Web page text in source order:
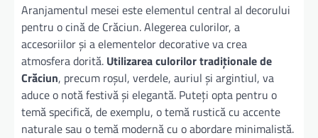
Aranjamentul mesei este elementul central al decorului
pentru o cină de Crăciun. Alegerea culorilor, a
accesoriilor și a elementelor decorative va crea
atmosfera dorită. Utilizarea culorilor tradiționale de
Crăciun, precum roșul, verdele, auriul și argintiul, va
aduce o notă festivă și elegantă. Puteți opta pentru o
temă specifică, de exemplu, o temă rustică cu accente
naturale sau o temă modernă cu o abordare minimalistă.